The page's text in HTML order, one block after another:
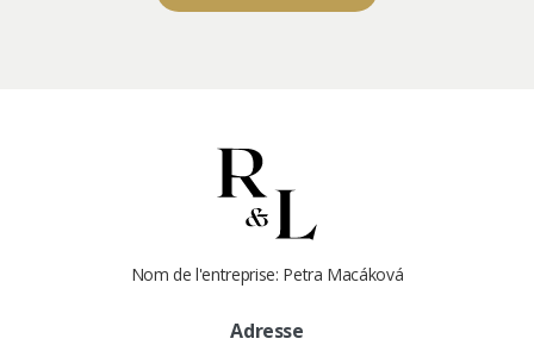
Nom de l'entreprise: Petra Macáková
Adresse